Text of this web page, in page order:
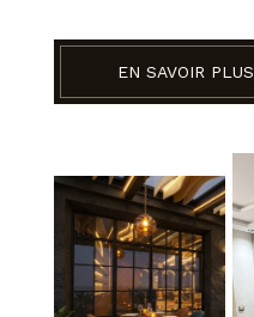
EN SAVOIR PLUS